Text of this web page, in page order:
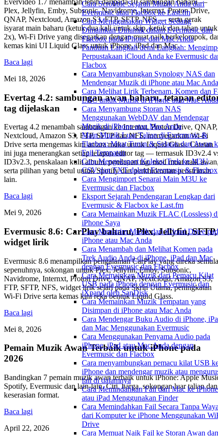
Cara Scrobble Sejarah Muzik Anda dari
Evermusic atau Flacbox ke Last.fm
Cara Menggunakan Widget Sedang
Dimainkan Dinamik dalam Evermusic dan
Flacbox pada iPhone dan Mac Anda
Panduan Langkah demi Langkah:
Perpustakaan iCloud Anda ke Evermusic
Flacbox
Cara Menyambungkan Synology NAS dan
Mendengar Muzik di iPhone atau Mac Anda
Cara Melihat Lirik Terbenam, Komen dan
LRC untuk Muzik di iPhone atau Mac Anda
Cara Menyambung Storan NAS
Menggunakan WebDAV dan Mendengar
Muzik di iPhone atau Mac Anda
Main Muzik Luar Talian di Evermusic &
Flacbox: Muat Turun & Selaras dari Awan
Fail Tempatan
Cara Mengeksport Koleksi Trek ke M3U,
CSV dan TXT dalam Evermusic & Flacbox
Cara Mengimport Senarai Main M3U ke
Evermusic dan Flacbox
Eksport Sejarah Pendengaran Lengkap dari
Evermusic & Flacbox ke Last.fm
Cara Memainkan Muzik FLAC (Lossless)
iPhone Saya
Cara Menstrim Muzik dari iCloud Drive
iPhone atau Mac Anda
Cara Menambah dan Melihat Komen pada
Trek Audio Anda di iPhone, iPad dan Mac
dengan Evermusic dan Flacbox
Cara Memainkan Muzik dari Pemacu Kilat
USB pada iPhone dengan Evermusic dan
iXpand oleh SanDisk
Cara Memainkan Muzik Tempatan yang
Disimpan di iPhone atau Mac Anda
Cara Mendengar Buku Audio di iPhone,
dan Mac Menggunakan Evermusic
Cara Menggunakan Penyama Audio pada
iPhone, iPad atau Mac Anda dengan
Evermusic dan Flacbox
Cara menyambungkan pemacu kilat USB
iPhone dan mendengar muzik atau
fail di dalamnya
Cara Memindahkan Fail dari Mac ke iPhone
atau iPad Menggunakan Finder
Cara Memindahkan Fail Secara Tanpa
dari Komputer ke iPhone Menggunakan
Drive
Cara Memuat Naik Fail ke Storan Awan dan
Plex, Jellyfin, Emby, Subsonic, Navidrome, Internxt, Proton Drive,
QNAP, Nextcloud, Amazon S3, FTP, SFTP, NFS — serta gerak
isyarat main baharu (ketuk dua kali untuk skip, ketuk dan tahan untuk
2x), Wi-Fi Drive yang disegarkan dengan muat naik berkelompok,
kemas kini UI Liquid Glass untuk iPhone, iPad dan Mac.
Baca lagi
Mei 18, 2026
Evertag 4.2: sambungan awan baharu, tetapan
tag dijelaskan
Evertag 4.2 menambah sambungan ke Internxt, Proton Drive, QNAP,
Nextcloud, Amazon S3, FTP, SFTP dan NFS, menyegarkan Wi-Fi
Drive serta mengemas kini antara muka untuk Liquid Glass. Catatan
ini juga menerangkan setiap tetapan editor tag — termasuk ID3v2.4
ID3v2.3, penskalaan kulit album, penduaan tag, mod muat naik
serta pilihan yang betul untuk Spotify dan perkhidmatan penstriman
lain.
Baca lagi
Mei 9, 2026
Evermusic 8.6: CarPlay baharu, Plex, Jellyfin, SFTP,
widget lirik
Evermusic 8.6 menampilkan pengalaman CarPlay yang direka semula
sepenuhnya, sokongan untuk Plex, Jellyfin, Emby, Subsonic,
Navidrome, Internxt, Proton Drive, QNAP, Nextcloud, Amazon S3,
FTP, SFTP, NFS, widget lirik selari pada Skrin Utama, peningkatan
Wi-Fi Drive serta kemas kini reka bentuk Liquid Glass.
Baca lagi
Mei 8, 2026
Pemain Muzik Awan Terbaik untuk iPhone pada
2026
Bandingkan 7 pemain muzik awan terbaik untuk iPhone: Apple
Spotify, Evermusic dan lain-lain. Ciri, harga, sokongan luar talian dan
keserasian format.
Baca lagi
April 22, 2026